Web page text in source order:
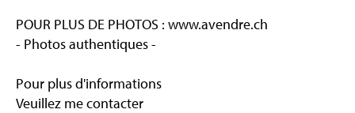
POUR PLUS DE PHOTOS : www.avendre.ch
- Photos authentiques -
Pour plus d'informations
Veuillez me contacter